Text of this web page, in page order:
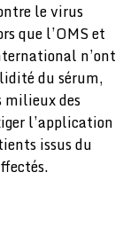
le virus
que l’OMS et
n’ont
du sérum,
milieux des
l’application
issus du